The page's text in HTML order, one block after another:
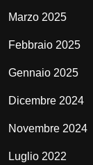
Marzo 2025
Febbraio 2025
Gennaio 2025
Dicembre 2024
Novembre 2024
Luglio 2022